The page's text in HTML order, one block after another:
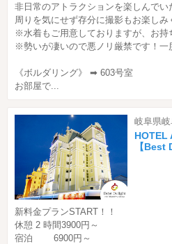
非日常のアトラクションを楽しんでい
周りを気にせず存分に撮影もお楽しみ
※水着もご用意しておりますが、お持
※勢いが凄いので悪ノリ厳禁です！一
《ボルダリング》 ➡ 603号室
お部屋で...
岐阜県
HOTEL
【Best
新料金プランSTART！！
休憩 2 時間3900円～
宿泊 6900円～